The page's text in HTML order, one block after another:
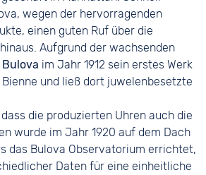
wegen der hervorragenden
einen guten Ruf über die
Aufgrund der wachsenden
Bulova im Jahr 1912 sein erstes Werk
und ließ dort juwelenbesetzte
die produzierten Uhren auch die
wurde im Jahr 1920 auf dem Dach
das Bulova Observatorium errichtet,
Daten für eine einheitliche